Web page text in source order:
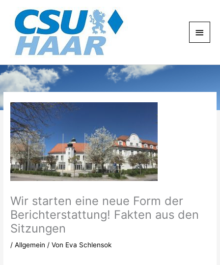
Inhalt
springen
Wir starten eine neue Form der
Berichterstattung! Fakten aus den
Sitzungen
/Allgemein / Von Eva Schlensok